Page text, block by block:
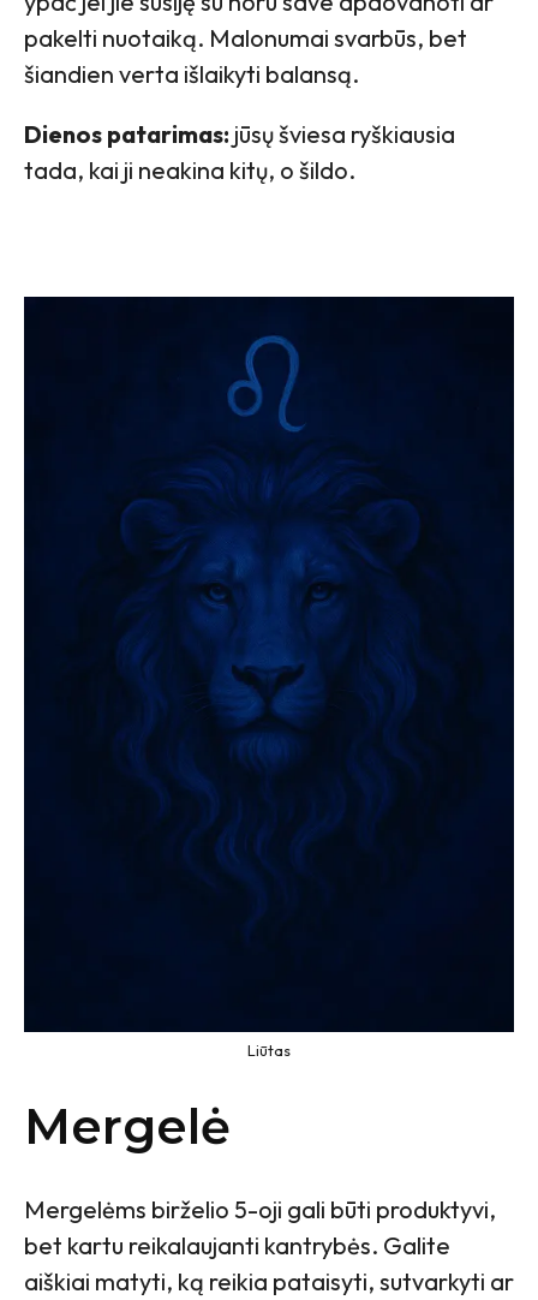
pakelti nuotaiką. Malonumai svarbūs, bet
šiandien verta išlaikyti balansą.
Dienos patarimas: jūsų šviesa ryškiausia
tada, kai ji neakina kitų, o šildo.
Liūtas
Mergelė
Mergelėms birželio 5-oji gali būti produktyvi,
bet kartu reikalaujanti kantrybės. Galite
aiškiai matyti, ką reikia pataisyti, sutvarkyti ar